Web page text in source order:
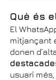
Què és
El
mitjançant
donen
usuari